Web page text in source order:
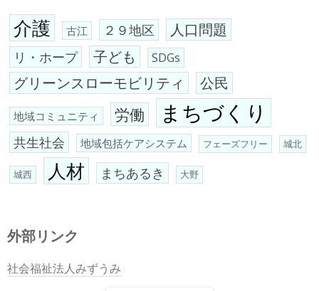
介護 古江 ２９地区 人口問題
リ・ホープ 子ども SDGs
グリーンスローモビリティ 公民
地域コミュニティ 労働 まちづくり
共生社会 地域包括ケアシステム フェーズフリー 城北
城西 人材 まちあるき 大野
外部リンク
社会福祉法人みずうみ